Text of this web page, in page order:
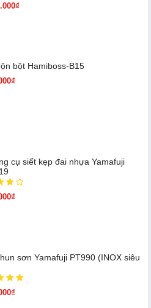
bột Hamiboss-B15
cụ siết kẹp đai nhựa Yamafuji
sơn Yamafuji PT990 (INOX siêu